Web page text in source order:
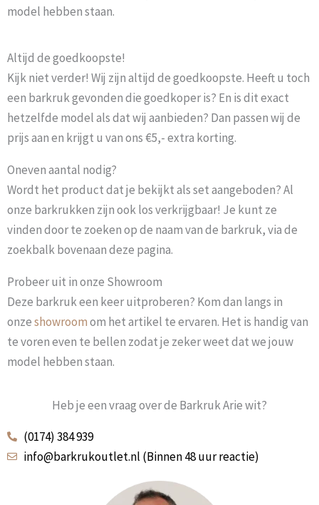
model hebben staan.
Altijd de goedkoopste!
Kijk niet verder! Wij zijn altijd de goedkoopste. Heeft u toch
een barkruk gevonden die goedkoper is? En is dit exact
hetzelfde model als dat wij aanbieden? Dan passen wij de
prijs aan en krijgt u van ons €5,- extra korting.
Oneven aantal nodig?
Wordt het product dat je bekijkt als set aangeboden? Al
onze barkrukken zijn ook los verkrijgbaar! Je kunt ze
vinden door te zoeken op de naam van de barkruk, via de
zoekbalk bovenaan deze pagina.
Probeer uit in onze Showroom
Deze barkruk een keer uitproberen? Kom dan langs in
onzeshowroomom het artikel te ervaren. Het is handig van
te voren even te bellen zodat je zeker weet dat we jouw
model hebben staan.
Heb je een vraag over de Barkruk Arie wit?
(0174) 384 939
info@barkrukoutlet.nl (Binnen 48 uur reactie)